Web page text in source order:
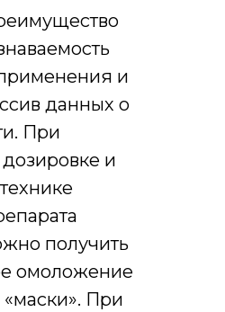
и
данных о
При
и
получить
омоложение
При